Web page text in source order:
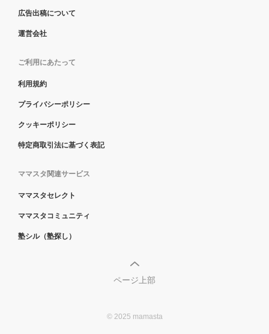
広告出稿について
運営会社
ご利用にあたって
利用規約
プライバシーポリシー
クッキーポリシー
特定商取引法に基づく表記
ママスタ関連サービス
ママスタセレクト
ママスタコミュニティ
塾シル（塾探し）
ページ上部
© 2025 mamasta